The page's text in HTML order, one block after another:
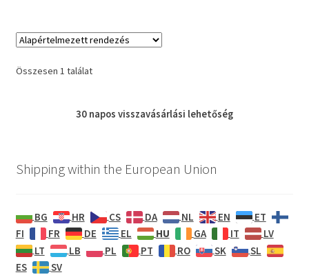
Összesen 1 találat
30 napos visszavásárlási lehetőség
Shipping within the European Union
BG HR CS DA NL EN
ET
FI
FR DE EL HU GA IT
LV
LT
LB PL PT RO SK
SL
ES
SV